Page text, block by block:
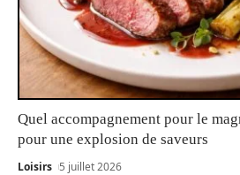
Quel accompagnement pour le
pour une explosion de saveurs
Loisirs 5 juillet 2026